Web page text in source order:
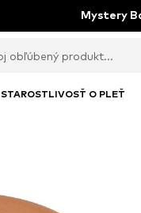
Mystery
STAROSTLIVOSŤ O PLEŤ